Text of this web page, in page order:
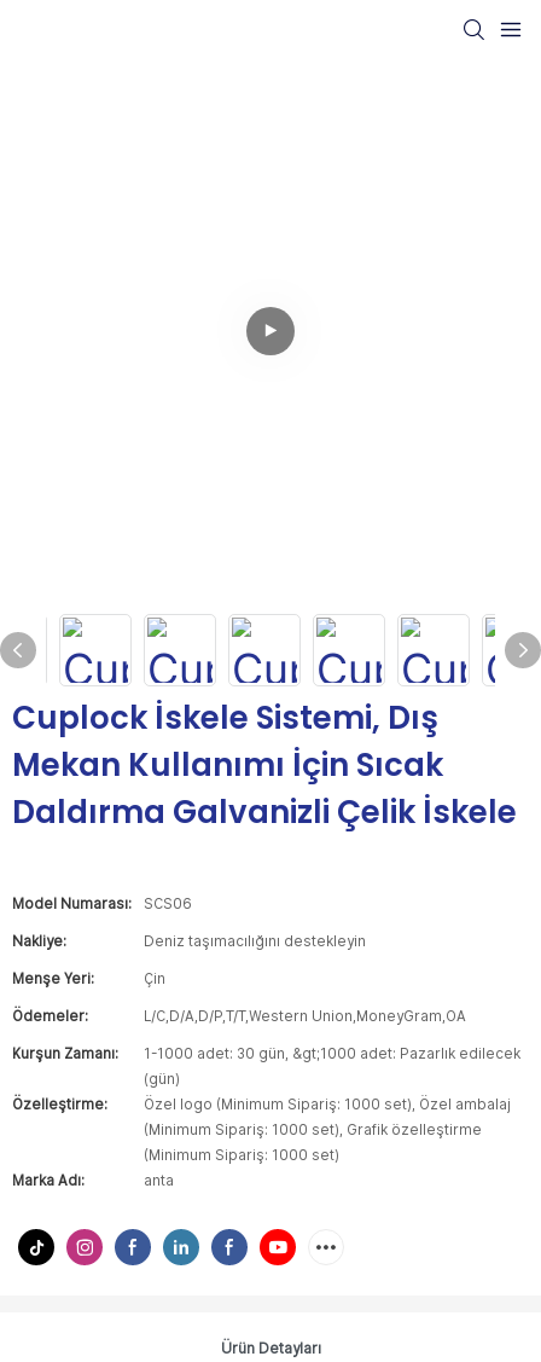
Cuplock İskele Sistemi, Dış
Mekan Kullanımı İçin Sıcak
Daldırma Galvanizli Çelik İskele
Model Numarası: SCS06
Nakliye: Deniz taşımacılığını destekleyin
Menşe Yeri: Çin
Ödemeler: L/C,D/A,D/P,T/T,Western Union,MoneyGram,OA
Kurşun Zamanı:
1-1000 adet: 30 gün, &gt;1000 adet: Pazarlık edilecek
(gün)
Özelleştirme:
Özel logo (Minimum Sipariş: 1000 set), Özel ambalaj
(Minimum Sipariş: 1000 set), Grafik özelleştirme
(Minimum Sipariş: 1000 set)
Marka Adı:
anta
Ürün Detayları